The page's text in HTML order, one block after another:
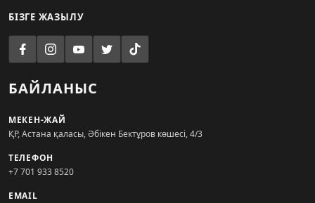
БІЗГЕ ЖАЗЫЛУ
БАЙЛАНЫС
МЕКЕН-ЖАЙ
ҚР, Астана қаласы, Әбікен Бектұров көшесі, 4/3
ТЕЛЕФОН
+7 701 933 8520
EMAIL